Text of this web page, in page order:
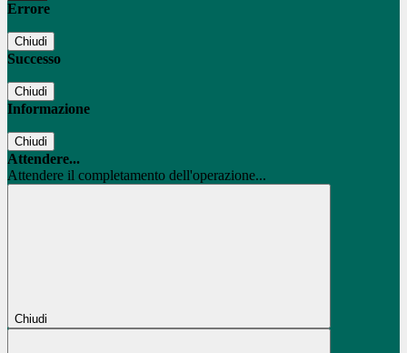
Errore
Chiudi
Successo
Chiudi
Informazione
Chiudi
Attendere...
Attendere il completamento dell'operazione...
Chiudi